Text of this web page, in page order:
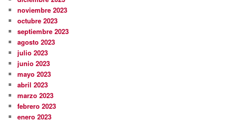
noviembre 2023
octubre 2023
septiembre 2023
agosto 2023
julio 2023
junio 2023
mayo 2023
abril 2023
marzo 2023
febrero 2023
enero 2023